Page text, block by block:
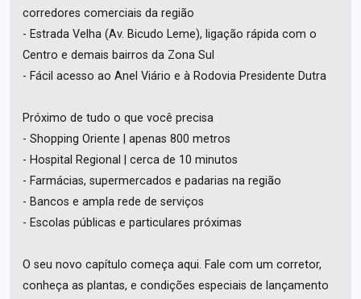
corredores comerciais da região
- Estrada Velha (Av. Bicudo Leme), ligação rápida com o
Centro e demais bairros da Zona Sul
- Fácil acesso ao Anel Viário e à Rodovia Presidente Dutra
Próximo de tudo o que você precisa
- Shopping Oriente | apenas 800 metros
- Hospital Regional | cerca de 10 minutos
- Farmácias, supermercados e padarias na região
- Bancos e ampla rede de serviços
- Escolas públicas e particulares próximas
O seu novo capítulo começa aqui. Fale com um corretor,
conheça as plantas, e condições especiais de lançamento